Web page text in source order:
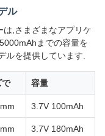
ル
,さまざまなアプリケ
までの容量を
ルを提供しています.
で 容量
3.7V 100mAh
3.7V 180mAh